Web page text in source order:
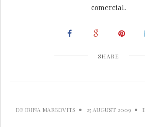
comercial.
SHARE
DE IRINA MARKOVITS 25 AUGUST 2009